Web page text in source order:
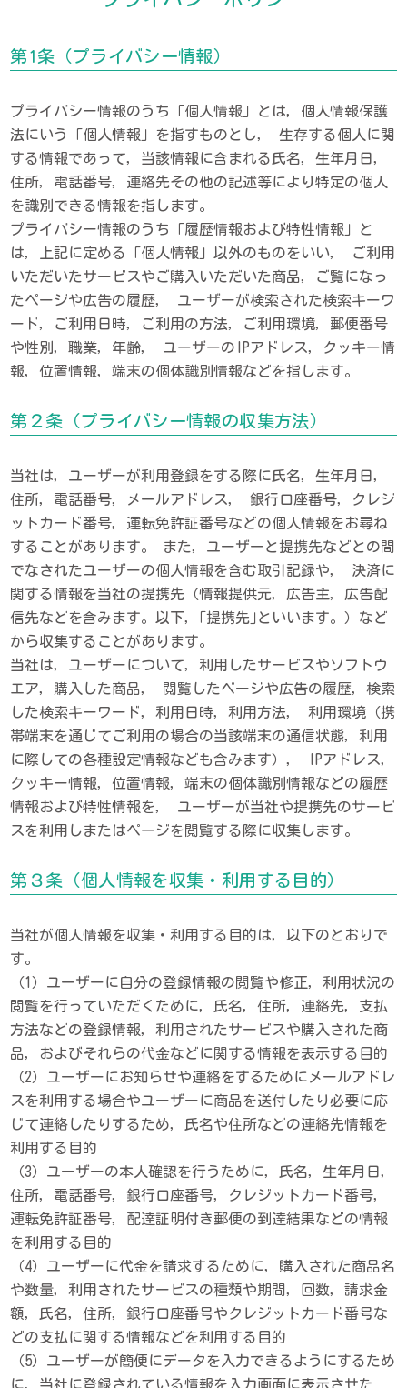
第1条（プライバシー情報）
プライバシー情報のうち「個人情報」とは，個人情報保護
法にいう「個人情報」を指すものとし， 生存する個人に関
する情報であって，当該情報に含まれる氏名，生年月日，
住所，電話番号，連絡先その他の記述等により特定の個人
を識別できる情報を指します。
プライバシー情報のうち「履歴情報および特性情報」と
は，上記に定める「個人情報」以外のものをいい， ご利用
いただいたサービスやご購入いただいた商品，ご覧になっ
たページや広告の履歴， ユーザーが検索された検索キーワ
ード，ご利用日時，ご利用の方法，ご利用環境，郵便番号
や性別，職業，年齢， ユーザーのIPアドレス，クッキー情
報，位置情報，端末の個体識別情報などを指します。
第２条（プライバシー情報の収集方法）
当社は，ユーザーが利用登録をする際に氏名，生年月日，
住所，電話番号，メールアドレス， 銀行口座番号，クレジ
ットカード番号，運転免許証番号などの個人情報をお尋ね
することがあります。 また，ユーザーと提携先などとの間
でなされたユーザーの個人情報を含む取引記録や， 決済に
関する情報を当社の提携先（情報提供元，広告主，広告配
信先などを含みます。以下，｢提携先｣といいます。）など
から収集することがあります。
当社は，ユーザーについて，利用したサービスやソフトウ
エア，購入した商品， 閲覧したページや広告の履歴，検索
した検索キーワード，利用日時，利用方法， 利用環境（携
帯端末を通じてご利用の場合の当該端末の通信状態，利用
に際しての各種設定情報なども含みます）， IPアドレス，
クッキー情報，位置情報，端末の個体識別情報などの履歴
情報および特性情報を， ユーザーが当社や提携先のサービ
スを利用しまたはページを閲覧する際に収集します。
第３条（個人情報を収集・利用する目的）
当社が個人情報を収集・利用する目的は，以下のとおりで
す。
（1）ユーザーに自分の登録情報の閲覧や修正，利用状況の
閲覧を行っていただくために，氏名，住所，連絡先，支払
方法などの登録情報，利用されたサービスや購入された商
品，およびそれらの代金などに関する情報を表示する目的
（2）ユーザーにお知らせや連絡をするためにメールアドレ
スを利用する場合やユーザーに商品を送付したり必要に応
じて連絡したりするため，氏名や住所などの連絡先情報を
利用する目的
（3）ユーザーの本人確認を行うために，氏名，生年月日，
住所，電話番号，銀行口座番号，クレジットカード番号，
運転免許証番号，配達証明付き郵便の到達結果などの情報
を利用する目的
（4）ユーザーに代金を請求するために，購入された商品名
や数量，利用されたサービスの種類や期間，回数，請求金
額，氏名，住所，銀行口座番号やクレジットカード番号な
どの支払に関する情報などを利用する目的
（5）ユーザーが簡便にデータを入力できるようにするため
に，当社に登録されている情報を入力画面に表示させた